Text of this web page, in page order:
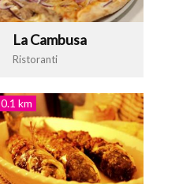
La Cambusa
Ristoranti
0.1 km